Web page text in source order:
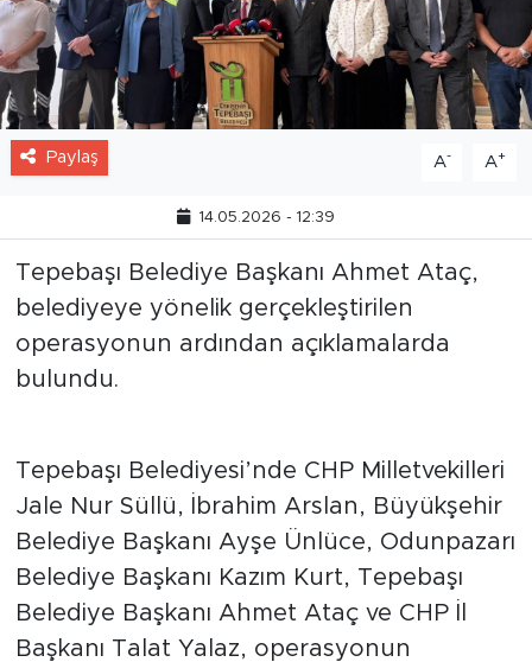
Paylaş A- A+
14.05.2026 - 12:39
Tepebaşı Belediye Başkanı Ahmet Ataç,
belediyeye yönelik gerçekleştirilen
operasyonun ardından açıklamalarda
bulundu.
Tepebaşı Belediyesi’nde CHP Milletvekilleri
Jale Nur Süllü, İbrahim Arslan, Büyükşehir
Belediye Başkanı Ayşe Ünlüce, Odunpazarı
Belediye Başkanı Kazım Kurt, Tepebaşı
Belediye Başkanı Ahmet Ataç ve CHP İl
Başkanı Talat Yalaz, operasyonun